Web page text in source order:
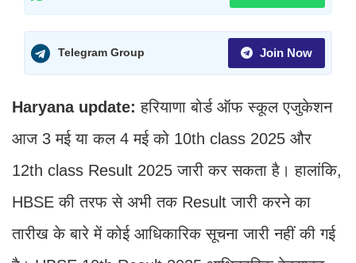
Telegram Group Join Now
Haryana update: हरियाणा बोर्ड ऑफ स्कूल एजुकेशन
आज 3 मई या कल 4 मई को 10th class 2025 और
12th class Result 2025 जारी कर सकता है। हालांकि,
HBSE की तरफ से अभी तक Result जारी करने का
तारीख के बारे में कोई आधिकारिक सूचना जारी नहीं की गई